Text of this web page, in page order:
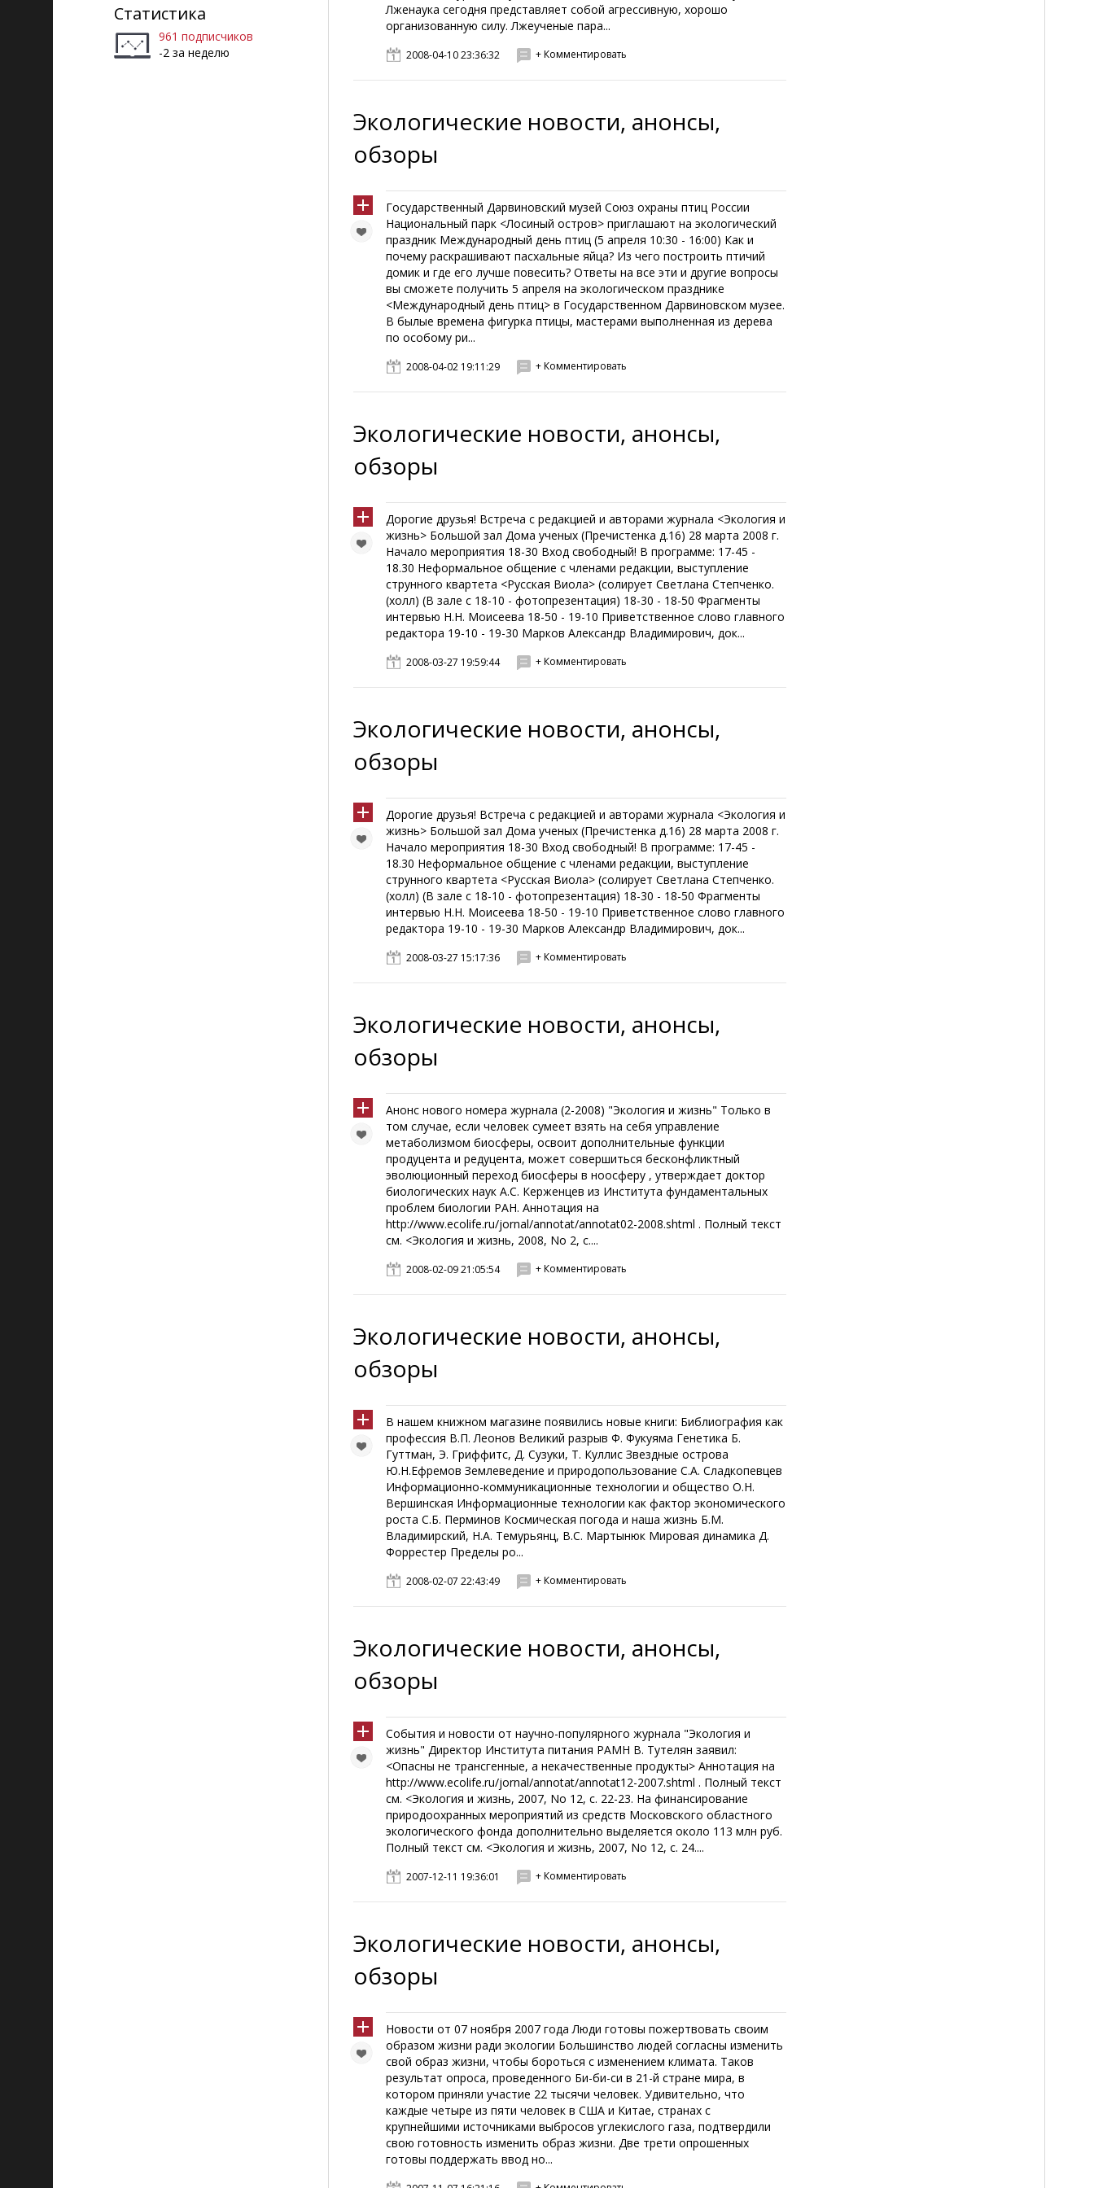
Статистика
961 подписчиков
-2 за неделю
Лженаука сегодня представляет собой агрессивную, хорошо
организованную силу. Лжеученые пара...
2008-04-10 23:36:32 + Комментировать
Экологические новости, анонсы,
обзоры
Государственный Дарвиновский музей Союз охраны птиц России
Национальный парк <Лосиный остров> приглашают на экологический
праздник Международный день птиц (5 апреля 10:30 - 16:00) Как и
почему раскрашивают пасхальные яйца? Из чего построить птичий
домик и где его лучше повесить? Ответы на все эти и другие вопросы
вы сможете получить 5 апреля на экологическом празднике
<Международный день птиц> в Государственном Дарвиновском музее.
В былые времена фигурка птицы, мастерами выполненная из дерева
по особому ри...
2008-04-02 19:11:29 + Комментировать
Экологические новости, анонсы,
обзоры
Дорогие друзья! Встреча с редакцией и авторами журнала <Экология и
жизнь> Большой зал Дома ученых (Пречистенка д.16) 28 марта 2008 г.
Начало мероприятия 18-30 Вход свободный! В программе: 17-45 -
18.30 Неформальное общение с членами редакции, выступление
струнного квартета <Русская Виола> (солирует Светлана Степченко.
(холл) (В зале с 18-10 - фотопрезентация) 18-30 - 18-50 Фрагменты
интервью Н.Н. Моисеева 18-50 - 19-10 Приветственное слово главного
редактора 19-10 - 19-30 Марков Александр Владимирович, док...
2008-03-27 19:59:44 + Комментировать
Экологические новости, анонсы,
обзоры
Дорогие друзья! Встреча с редакцией и авторами журнала <Экология и
жизнь> Большой зал Дома ученых (Пречистенка д.16) 28 марта 2008 г.
Начало мероприятия 18-30 Вход свободный! В программе: 17-45 -
18.30 Неформальное общение с членами редакции, выступление
струнного квартета <Русская Виола> (солирует Светлана Степченко.
(холл) (В зале с 18-10 - фотопрезентация) 18-30 - 18-50 Фрагменты
интервью Н.Н. Моисеева 18-50 - 19-10 Приветственное слово главного
редактора 19-10 - 19-30 Марков Александр Владимирович, док...
2008-03-27 15:17:36 + Комментировать
Экологические новости, анонсы,
обзоры
Анонс нового номера журнала (2-2008) "Экология и жизнь" Только в
том случае, если человек сумеет взять на себя управление
метаболизмом биосферы, освоит дополнительные функции
продуцента и редуцента, может совершиться бесконфликтный
эволюционный переход биосферы в ноосферу , утверждает доктор
биологических наук А.С. Керженцев из Института фундаментальных
проблем биологии РАН. Аннотация на
http://www.ecolife.ru/jornal/annotat/annotat02-2008.shtml . Полный текст
см. <Экология и жизнь, 2008, No 2, с....
2008-02-09 21:05:54 + Комментировать
Экологические новости, анонсы,
обзоры
В нашем книжном магазине появились новые книги: Библиография как
профессия В.П. Леонов Великий разрыв Ф. Фукуяма Генетика Б.
Гуттман, Э. Гриффитс, Д. Сузуки, Т. Куллис Звездные острова
Ю.Н.Ефремов Землеведение и природопользование С.А. Сладкопевцев
Информационно-коммуникационные технологии и общество О.Н.
Вершинская Информационные технологии как фактор экономического
роста С.Б. Перминов Космическая погода и наша жизнь Б.М.
Владимирский, Н.А. Темурьянц, В.С. Мартынюк Мировая динамика Д.
Форрестер Пределы ро...
2008-02-07 22:43:49 + Комментировать
Экологические новости, анонсы,
обзоры
События и новости от научно-популярного журнала "Экология и
жизнь" Директор Института питания РАМН В. Тутелян заявил:
<Опасны не трансгенные, а некачественные продукты> Аннотация на
http://www.ecolife.ru/jornal/annotat/annotat12-2007.shtml . Полный текст
см. <Экология и жизнь, 2007, No 12, с. 22-23. На финансирование
природоохранных мероприятий из средств Московского областного
экологического фонда дополнительно выделяется около 113 млн руб.
Полный текст см. <Экология и жизнь, 2007, No 12, с. 24....
2007-12-11 19:36:01 + Комментировать
Экологические новости, анонсы,
обзоры
Новости от 07 ноября 2007 года Люди готовы пожертвовать своим
образом жизни ради экологии Большинство людей согласны изменить
свой образ жизни, чтобы бороться с изменением климата. Таков
результат опроса, проведенного Би-би-си в 21-й стране мира, в
котором приняли участие 22 тысячи человек. Удивительно, что
каждые четыре из пяти человек в США и Китае, странах с
крупнейшими источниками выбросов углекислого газа, подтвердили
свою готовность изменить образ жизни. Две трети опрошенных
готовы поддержать ввод но...